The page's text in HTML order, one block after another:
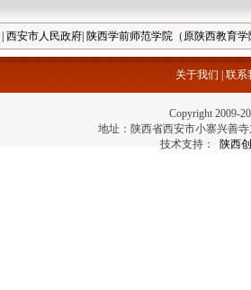
西安市人民政府 陕西学前师范学院（原陕西教育学
关于我们 联系
Copyright 2009-
地址：陕西省西安市小寨兴善寺
技术支持：
陕西